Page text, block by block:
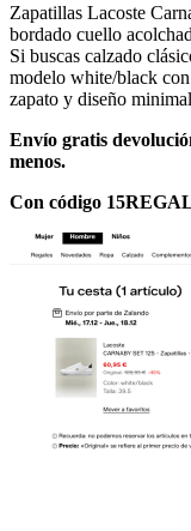
Zapatillas Lacoste
bordado cuello
Si buscas calzado
modelo white/black
zapato y diseño
Envío gratis
menos.
Con código